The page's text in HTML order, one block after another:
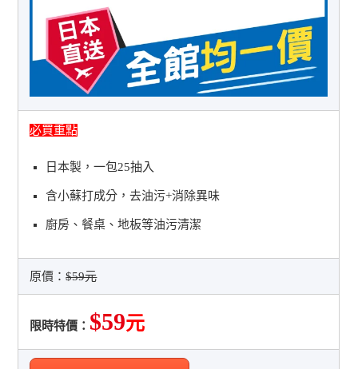
必買重點
日本製，一包25抽入
含小蘇打成分，去油污+消除異味
廚房、餐桌、地板等油污清潔
原價：$59元
限時特價： $59元